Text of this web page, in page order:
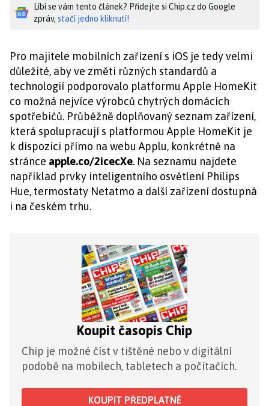
Líbí se vám tento článek? Přidejte si Chip.cz do Google
zpráv, stačí jedno kliknutí!
Pro majitele mobilních zařízení s iOS je tedy velmi
důležité, aby ve změti různých standardů a
technologií podporovalo platformu Apple HomeKit
co možná nejvíce výrobců chytrých domácích
spotřebičů. Průběžně doplňovaný seznam zařízení,
která spolupracují s platformou Apple HomeKit je
k dispozici přímo na webu Applu, konkrétně na
stránce apple.co/2icecXe. Na seznamu najdete
například prvky inteligentního osvětlení Philips
Hue, termostaty Netatmo a další zařízení dostupná
i na českém trhu.
Koupit časopis Chip
Chip je možné číst v tištěné nebo v digitální
podobě na mobilech, tabletech a počítačích.
KOUPIT PŘEDPLATNÉ